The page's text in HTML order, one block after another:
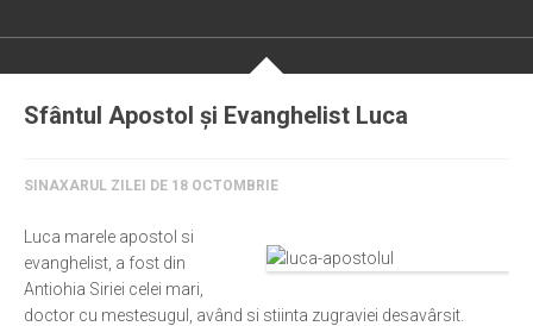
Pateric Atonit
Cenaclu creștin
Noi și Biserica
Rânduieli liturgice
Sfântul Apostol și Evanghelist Luca
SINAXARUL ZILEI DE 18 OCTOMBRIE
Luca marele apostol si
evanghelist, a fost din
Antiohia Siriei celei mari,
doctor cu mestesugul, având si stiinta zugraviei desavârsit.